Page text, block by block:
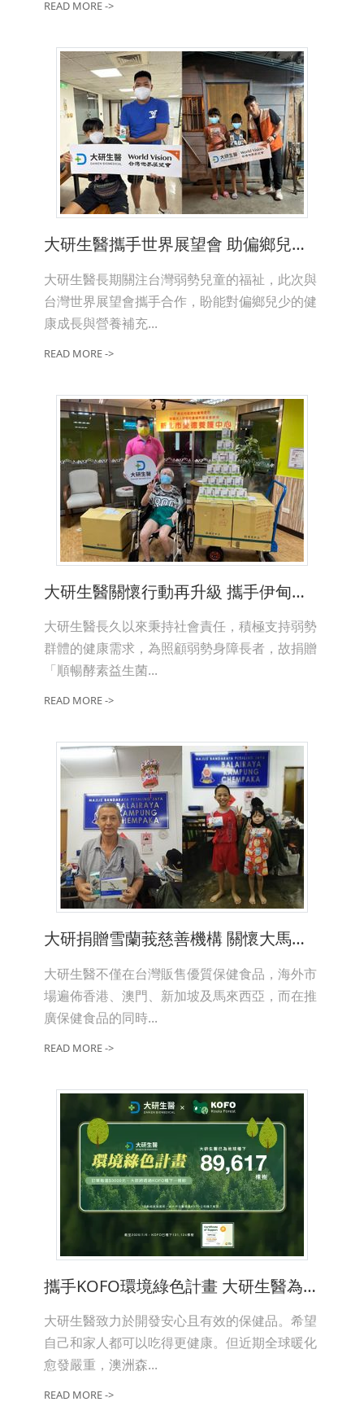
READ MORE ->
大研生醫攜手世界展望會 助偏鄉兒童健康成長
大研生醫長期關注台灣弱勢兒童的福祉，此次與
台灣世界展望會攜手合作，盼能對偏鄉兒少的健
康成長與營養補充...
READ MORE ->
大研生醫關懷行動再升級 攜手伊甸基金會守護長者健康
大研生醫長久以來秉持社會責任，積極支持弱勢
群體的健康需求，為照顧弱勢身障長者，故捐贈
「順暢酵素益生菌...
READ MORE ->
大研捐贈雪蘭莪慈善機構 關懷大馬愛心不落人後
大研生醫不僅在台灣販售優質保健食品，海外市
場遍佈香港、澳門、新加坡及馬來西亞，而在推
廣保健食品的同時...
READ MORE ->
攜手KOFO環境綠色計畫 大研生醫為下一代種下樹苗
大研生醫致力於開發安心且有效的保健品。希望
自己和家人都可以吃得更健康。但近期全球暖化
愈發嚴重，澳洲森...
READ MORE ->